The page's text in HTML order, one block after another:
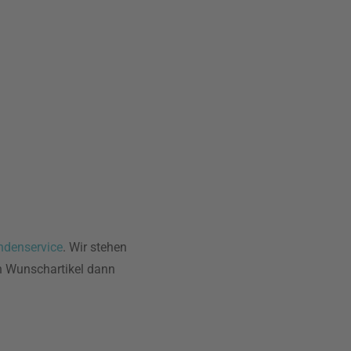
. Wir stehen
Wunschartikel dann